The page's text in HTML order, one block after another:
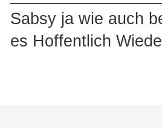
Sabsy ja wie auch
es Hoffentlich